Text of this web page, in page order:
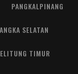
PANGKALPINANG
SELATAN
TIMUR